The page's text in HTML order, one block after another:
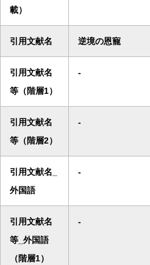
載）
引用文献名 逆境の恩寵
引用文献名
等（階層1）
-
引用文献名
等（階層2）
-
引用文献名_
外国語
-
引用文献名
等_外国語
（階層1）
-